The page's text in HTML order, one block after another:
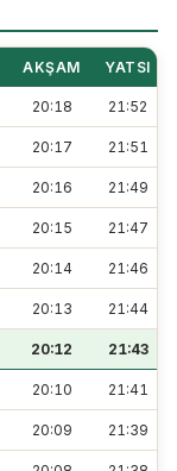
AKŞAM YATSI
20:18 21:52
20:17 21:51
20:16 21:49
20:15 21:47
20:14 21:46
20:13 21:44
20:12 21:43
20:10 21:41
20:09 21:39